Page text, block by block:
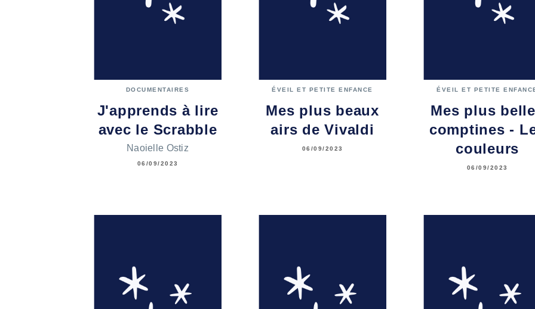
DOCUMENTAIRES
J'apprends à lire
avec le Scrabble
Naoielle Ostiz
06/09/2023
ÉVEIL ET PETITE ENFANCE
Mes plus beaux
airs de Vivaldi
06/09/2023
ÉVEIL ET PETITE
Mes plus
comptines -
couleurs
06/09/2023